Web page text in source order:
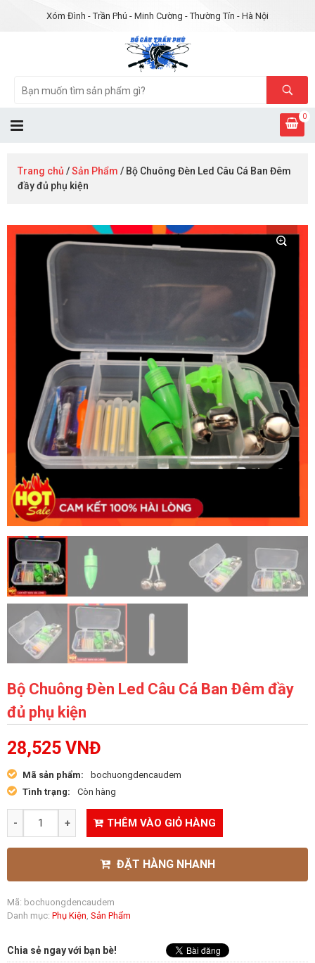
Xóm Đình - Trần Phú - Minh Cường - Thường Tín - Hà Nội
0
Trang chủ /Sản Phẩm / Bộ Chuông Đèn Led Câu Cá Ban Đêm
đầy đủ phụ kiện
Bộ Chuông Đèn Led Câu Cá Ban Đêm đầy
đủ phụ kiện
28,525 VNĐ
Mã sản phẩm:
bochuongdencaudem
Tình trạng:
Còn hàng
THÊM VÀO GIỎ HÀNG
ĐẶT HÀNG NHANH
Mã: bochuongdencaudem
Danh mục: Phụ Kiện, Sản Phẩm
Chia sẻ ngay với bạn bè!